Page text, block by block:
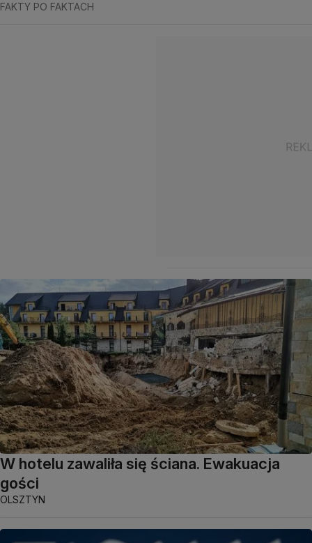
FAKTY PO FAKTACH
W hotelu zawaliła się ściana. Ewakuacja
gości
OLSZTYN